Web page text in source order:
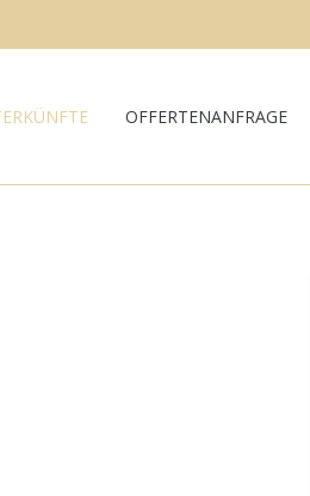
OFFERTENANFRAGE